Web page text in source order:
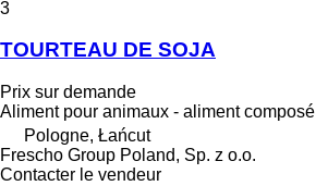
3
TOURTEAU DE SOJA
Prix sur demande
Aliment pour animaux - aliment composé
Pologne, Łańcut
Frescho Group Poland, Sp. z o.o.
Contacter le vendeur